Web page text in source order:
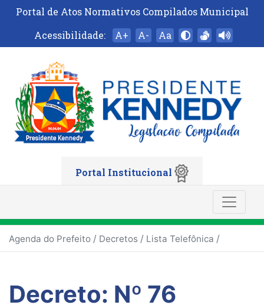
Portal de Atos Normativos Compilados Municipal
Acessibilidade:
A+ A- Aa
Portal Institucional
Agenda do Prefeito / Decretos / Lista Telefônica /
Decreto: Nº 76